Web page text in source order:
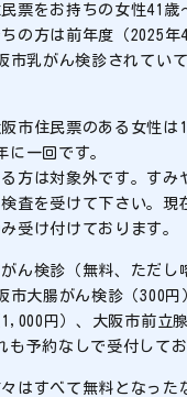
票をお持ちの女性41歳
の方は前年度（2025年
市乳がん検診されてい
阪市住民票のある女性は
に一回です。
方は対象外です。すみ
査を受けて下さい。現
受け付けております。
ん検診（無料、ただし
市大腸がん検診（300円
円）、大阪市前立
も予約なしで受付してお
はすべて無料となった